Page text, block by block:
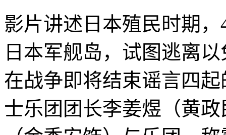
影片讲述日本殖民时期
日本军舰岛，试图逃离
在战争即将结束谣言四
士乐团团长李姜煜（黄